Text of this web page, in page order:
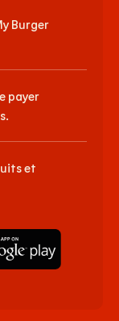
Burger
payer
et